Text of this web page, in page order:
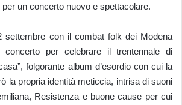
un concerto nuovo e spettacolare.
settembre con il combat folk dei Modena
per celebrare il trentennale di
folgorante album d’esordio con cui la
la propria identità meticcia, intrisa di suoni
Resistenza e buone cause per cui